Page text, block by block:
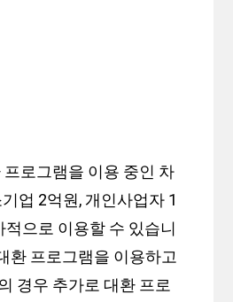
로그램을 이용 중인 차
업 2억원, 개인사업자 1
으로 이용할 수 있습니
환 프로그램을 이용하고
경우 추가로 대환 프로